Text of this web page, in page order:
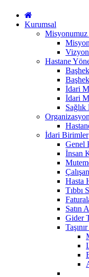
Kurumsal
Hastane
İdari
İdari
İdari Birimler
Genel
İnsan
Hasta
Tıbbı
Satın
Gider